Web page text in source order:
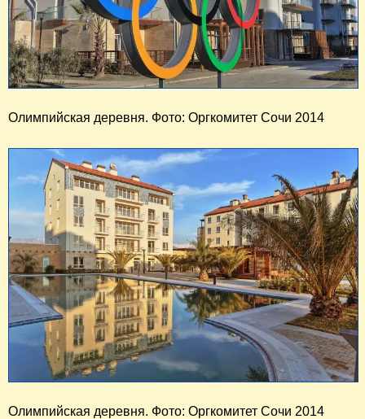
Олимпийская деревня. Фото: Оргкомитет Сочи 2014
Олимпийская деревня. Фото: Оргкомитет Сочи 2014